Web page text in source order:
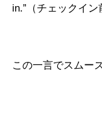
in.”（チェックイン
この一言でスムー